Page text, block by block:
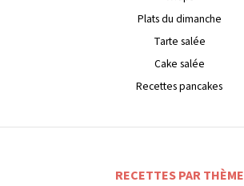
Plats du dimanche
Tarte salée
Cake salée
Recettes pancakes
RECETTES PAR THÈME